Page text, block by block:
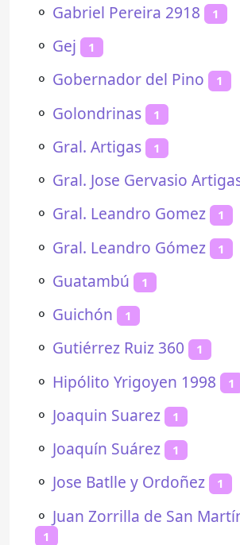
⚬ Gabriel Pereira 2918 1
⚬ Gej 1
⚬ Gobernador del Pino 1
⚬ Golondrinas 1
⚬ Gral. Artigas 1
⚬ Gral. Jose Gervasio
⚬ Gral. Leandro Gomez 1
⚬ Gral. Leandro Gómez 1
⚬ Guatambú 1
⚬ Guichón 1
⚬ Gutiérrez Ruiz 360 1
⚬ Hipólito Yrigoyen 1998 1
⚬ Joaquin Suarez 1
⚬ Joaquín Suárez 1
⚬ Jose Batlle y Ordoñez 1
⚬ Juan Zorrilla de San
1